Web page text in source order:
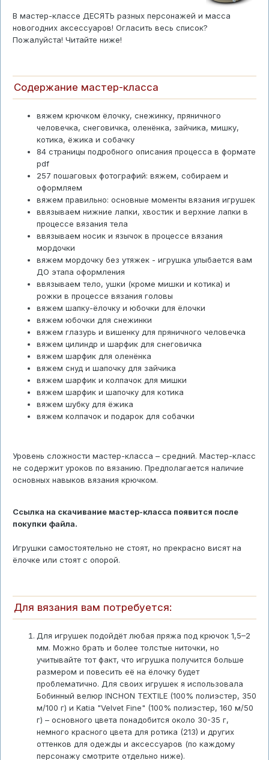
В мастер-классе ДЕСЯТЬ разных персонажей и масса
новогодних аксессуаров! Огласить весь список?
Пожалуйста! Читайте ниже!
Содержание мастер-класса
вяжем крючком ёлочку, снежинку, пряничного
человечка, снеговичка, оленёнка, зайчика, мишку,
котика, ёжика и собачку
84 страницы подробного описания процесса в формате
pdf
257 пошаговых фотографий: вяжем, собираем и
оформляем
вяжем правильно: основные моменты вязания игрушек
ввязываем нижние лапки, хвостик и верхние лапки в
процессе вязания тела
ввязываем носик и язычок в процессе вязания
мордочки
вяжем мордочку без утяжек - игрушка улыбается вам
ДО этапа оформления
ввязываем тело, ушки (кроме мишки и котика) и
рожки в процессе вязания головы
вяжем шапку-ёлочку и юбочки для ёлочки
вяжем юбочки для снежинки
вяжем глазурь и вишенку для пряничного человечка
вяжем цилиндр и шарфик для снеговичка
вяжем шарфик для оленёнка
вяжем снуд и шапочку для зайчика
вяжем шарфик и колпачок для мишки
вяжем шарфик и шапочку для котика
вяжем шубку для ёжика
вяжем колпачок и подарок для собачки
Уровень сложности мастер-класса – средний. Мастер-класс
не содержит уроков по вязанию. Предполагается наличие
основных навыков вязания крючком.
Ссылка на скачивание мастер-класса появится после
покупки файла.
Игрушки самостоятельно не стоят, но прекрасно висят на
ёлочке или стоят с опорой.
Для вязания вам потребуется:
Для игрушек подойдёт любая пряжа под крючок 1,5–2
мм. Можно брать и более толстые ниточки, но
учитывайте тот факт, что игрушка получится больше
размером и повесить её на ёлочку будет
проблематично. Для своих игрушек я использовала
Бобинный велюр INCHON TEXTILE (100% полиэстер, 350
м/100 г) и Katia "Velvet Fine" (100% полиэстер, 160 м/50
г) – основного цвета понадобится около 30-35 г,
немного красного цвета для ротика (213) и других
оттенков для одежды и аксессуаров (по каждому
персонажу смотрите отдельно ниже).